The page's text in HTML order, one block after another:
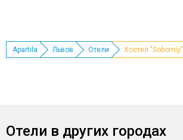
Apartila Львов Отели Хостел "Soborniy"
Отели в других городах